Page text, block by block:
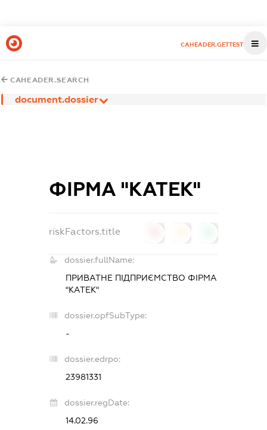
CAHEADER.GETTEST
CAHEADER.SEARCH
document.dossier
ФІРМА "КАТЕК"
riskFactors.title
dossier.fullName:
ПРИВАТНЕ ПІДПРИЄМСТВО ФІРМА
"КАТЕК"
dossier.opfSubType:
-
dossier.edrpo:
23981331
dossier.regDate:
14.02.96